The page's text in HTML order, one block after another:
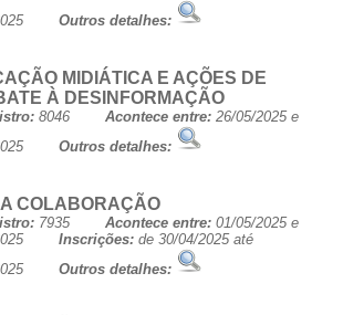
2025 Outros detalhes:
MIDIÁTICA E AÇÕES DE
À DESINFORMAÇÃO
8046 Acontece entre: 26/05/2025 e
2025 Outros detalhes:
COLABORAÇÃO
7935 Acontece entre: 01/05/2025 e
2025 Inscrições: de 30/04/2025 até
2025 Outros detalhes: